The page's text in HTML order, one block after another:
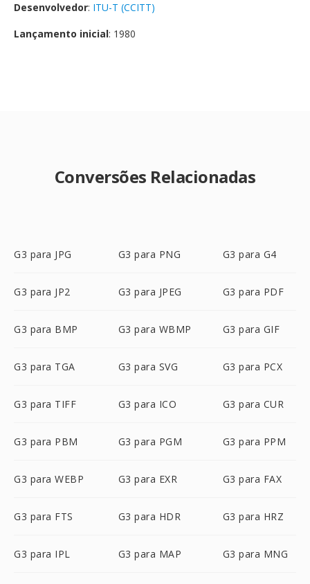
Desenvolvedor: ITU-T (CCITT)
Lançamento inicial: 1980
Conversões Relacionadas
G3 para JPG G3 para PNG G3 para G4
G3 para JP2 G3 para JPEG G3 para PDF
G3 para BMP G3 para WBMP G3 para GIF
G3 para TGA G3 para SVG G3 para PCX
G3 para TIFF G3 para ICO G3 para CUR
G3 para PBM G3 para PGM G3 para PPM
G3 para WEBP G3 para EXR G3 para FAX
G3 para FTS G3 para HDR G3 para HRZ
G3 para IPL G3 para MAP G3 para MNG